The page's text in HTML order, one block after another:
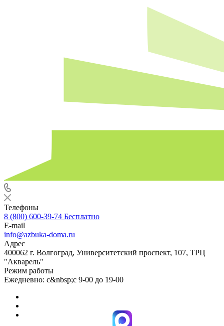
Телефоны
8 (800) 600-39-74 Бесплатно
E-mail
info@azbuka-doma.ru
Адрес
400062 г. Волгоград, Университетский проспект, 107, ТРЦ
"Акварель"
Режим работы
Ежедневно: с&nbsp;с 9-00 до 19-00